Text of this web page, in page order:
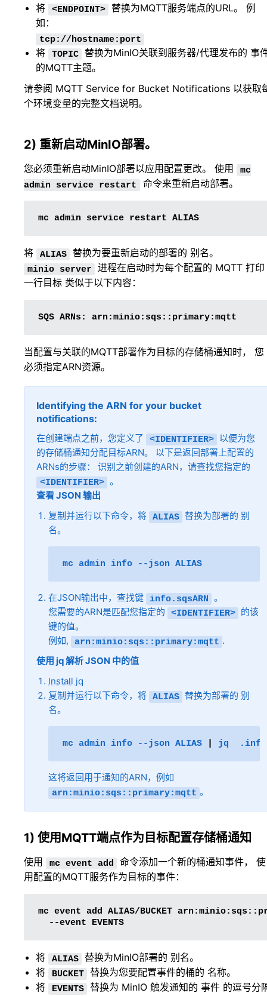
将
<ENDPOINT>
替换为MQTT服务端点的URL。 例
如：
tcp://hostname:port
将 TOPIC
替换为MinIO关联到服务器/代理发布的 事
的MQTT主题。
请参阅 MQTT Service for Bucket Notifications 以获取
个环境变量的完整文档说明。
2) 重新启动MinIO部署。
您必须重新启动MinIO部署以应用配置更改。 使用
mc
admin
service restart 命令来重新启动部署。
mc admin service restart
将 ALIAS 替换为要重新启动的部署的别名。
minio server
进程在启动时为每个配置的 MQTT 打印
一行目标 类似于以下内容：
SQS ARNs:
当配置与关联的MQTT部署作为目标的存储桶通知时， 您
必须指定ARN资源。
Identifying the ARN for your bucket
notifications
在创建端点之前，您定义了 <IDENTIFIER>
以便为您
的存储桶通知分配目标ARN。 以下是返回部署上配置的
ARNs的步骤： 识别之前创建的ARN，请查找您指定的
<IDENTIFIER> 。
查看 JSON 输出
复制并运行以下命令，将 ALIAS 替换为部署的别
名。
mc admin info --json
在JSON输出中，查找键 info.sqsARN 。
您需要的ARN是匹配您指定的
<IDENTIFIER>
的该
键的值。
例如,
arn:minio:sqs::primary:mqtt .
使用 jq 解析 JSON 中的值
Install jq
复制并运行以下命令，将 ALIAS 替换为部署的别
名。
mc admin info --json ALIAS jq
这将返回用于通知的ARN，例如
arn:minio:sqs::primary:mqtt 。
1) 使用MQTT端点作为目标配置存储桶通知
使用 mc event add
命令添加一个新的桶通知事件， 使
用配置的MQTT服务作为目标的事件：
mc event add ALIAS/BUCKET
--event
将 ALIAS 替换为MinIO部署的别名。
将
BUCKET
替换为您要配置事件的桶的 名称。
将
EVENTS 替换为 MinIO 触发通知的事件 的逗号分